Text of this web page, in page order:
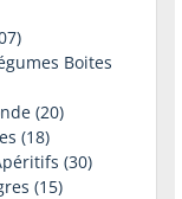
Boites
(20)
(18)
(30)
(15)